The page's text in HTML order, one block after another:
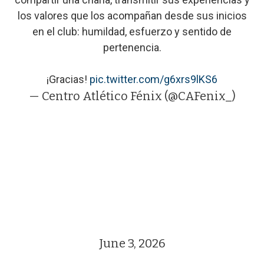
los valores que los acompañan desde sus inicios
en el club: humildad, esfuerzo y sentido de
pertenencia.
¡Gracias! pic.twitter.com/g6xrs9lKS6
— Centro Atlético Fénix (@CAFenix_)
June 3, 2026